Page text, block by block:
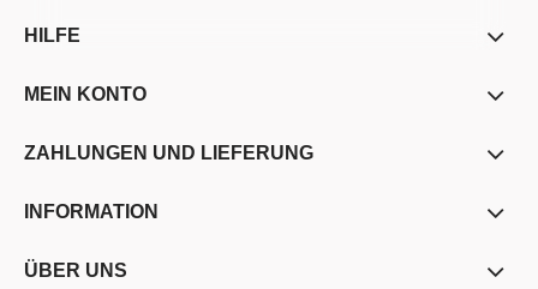
HILFE
MEIN KONTO
ZAHLUNGEN UND LIEFERUNG
INFORMATION
ÜBER UNS